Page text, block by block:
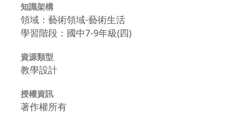
知識架構
領域：藝術領域-藝術生活
學習階段：國中7-9年級(四)
資源類型
教學設計
授權資訊
著作權所有